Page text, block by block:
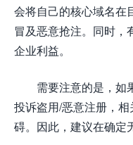
会将自己的核心域名在
冒及恶意抢注。同时，
企业利益。
需要注意的是，如
投诉盗用/恶意注册，
碍。因此，建议在确定